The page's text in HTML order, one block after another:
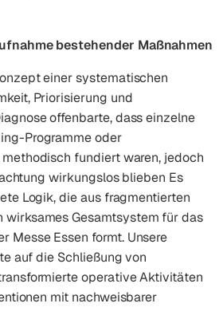
bestehender Maßnahmen
einer systematischen
Priorisierung und
offenbarte, dass einzelne
Programme oder
fundiert waren, jedoch
wirkungslos blieben Es
Logik, die aus fragmentierten
wirksames Gesamtsystem für das
Messe Essen formt. Unsere
auf die Schließung von
operative Aktivitäten
mit nachweisbarer